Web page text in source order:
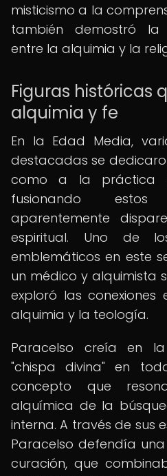
misticismo a la
también demostró la
entre la alquimia y la
Figuras históricas
alquimia y fe
En la Edad Media,
destacadas se
como a la práctica
fusionando
aparentemente
espiritual. Uno de
emblemáticos en este
un médico y alquimista
exploró las conexiones
alquimia y la teología.
Paracelso creía en
"chispa divina" en
concepto que
alquímica de la
interna. A través de sus
Paracelso defendía
curación, que